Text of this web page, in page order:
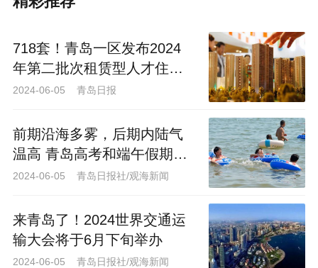
折。王女士后来在医院住院近半个月，光
医药费就花了近7000元，这还不算护理费
等等。这期间，她和老伴找健身房和按摩
教练交涉，一开始按摩教练还积极沟通，
商量重新到医院拍片及后续处理的事，后
来因为沟通细节双方又产生了争执，此事
就不了了之。等5月底王女士再找到青岛新
力线健身房（崂山店）时，发现该店已经
718套！青岛一区发布2024
年第二批次租赁型人才住房
项目配租公告
2024-06-05 青岛日报
前期沿海多雾，后期内陆气
温高 青岛高考和端午假期天
气早知道
2024-06-05 青岛日报社/观海新闻
来青岛了！2024世界交通运
输大会将于6月下旬举办
2024-06-05 青岛日报社/观海新闻